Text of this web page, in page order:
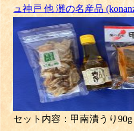
ュ神戸 他 灘の名産品
セット内容：甲南漬うり